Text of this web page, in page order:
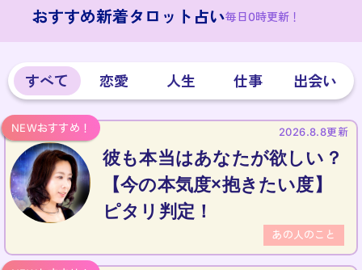
おすすめ新着タロット占い毎日0時更新！
すべて 恋愛 人生 仕事 出会い
あの人のこと
2026.8.8更新
彼も本当はあなたが欲しい？
【今の本気度×抱きたい度】
ピタリ判定！